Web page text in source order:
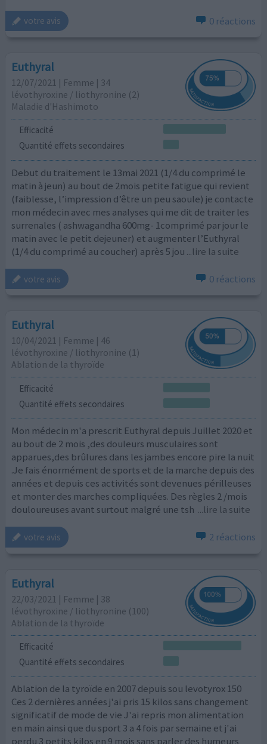
votre avis 0 réactions
Euthyral
12/07/2021 | Femme | 34
lévothyroxine / liothyronine (2)
Maladie d'Hashimoto
Efficacité
Quantité effets secondaires
Debut du traitement le 13mai 2021 (1/4 du comprimé le
matin à jeun) au bout de 2mois petite fatigue qui revient
(faiblesse, l’impression d’être un peu saoule) je contacte
mon médecin avec mes analyses qui me dit de traiter les
surrenales ( ashwagandha 600mg- 1comprimé par jour le
matin avec le petit dejeuner) et augmenter l’Euthyral
(1/4 du comprimé au coucher) après 5 jou ...lire la suite
votre avis 0 réactions
Euthyral
10/04/2021 | Femme | 46
lévothyroxine / liothyronine (1)
Ablation de la thyroïde
Efficacité
Quantité effets secondaires
Mon médecin m'a prescrit Euthyral depuis Juillet 2020 et
au bout de 2 mois ,des douleurs musculaires sont
apparues,des brûlures dans les jambes encore pire la nuit
.Je fais énormément de sports et de la marche depuis des
années et depuis ces activités sont devenues périlleuses
et monter des marches compliquées. Des règles 2 /mois
douloureuses avant surtout malgré une tsh ...lire la suite
votre avis 2 réactions
Euthyral
22/03/2021 | Femme | 38
lévothyroxine / liothyronine (100)
Ablation de la thyroïde
Efficacité
Quantité effets secondaires
Ablation de la tyroïde en 2007 depuis sou levotyrox 150
Ces 2 dernières années j'ai pris 15 kilos sans changement
significatif de mode de vie J'ai repris mon alimentation
en main ainsi que du sport 3 a 4 fois par semaine et j'ai
perdu 3 petits kilos en 9 mois sans parler des humeurs